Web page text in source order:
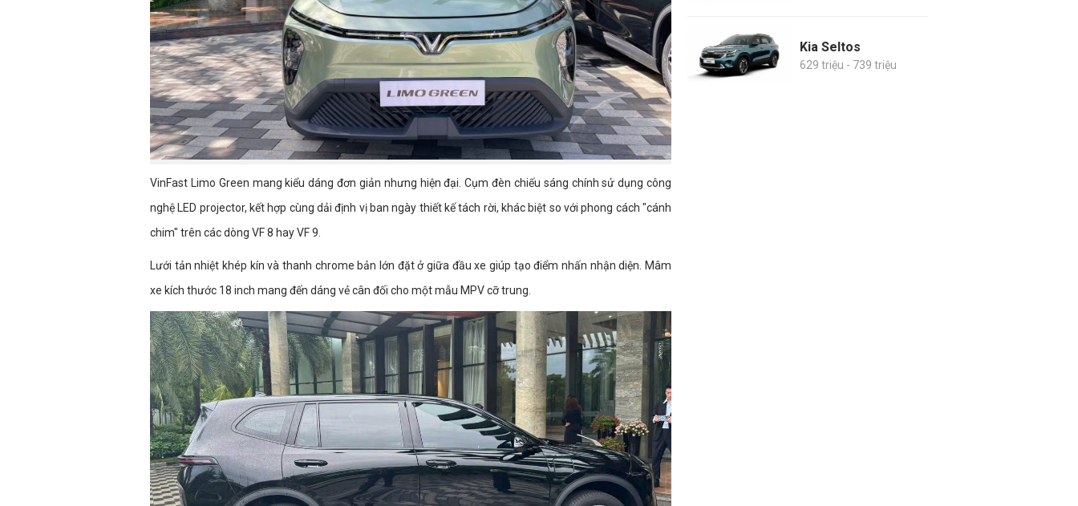
VinFast Limo Green mang kiểu dáng đơn giản nhưng hiện đại. Cụm đèn chiếu sáng chính sử dụng công
nghệ LED projector, kết hợp cùng dải định vị ban ngày thiết kế tách rời, khác biệt so với phong cách "cánh
chim" trên các dòng VF 8 hay VF 9.
Lưới tản nhiệt khép kín và thanh chrome bản lớn đặt ở giữa đầu xe giúp tạo điểm nhấn nhận diện. Mâm
xe kích thước 18 inch mang đến dáng vẻ cân đối cho một mẫu MPV cỡ trung.
Kia Seltos
629 triệu - 739 triệu